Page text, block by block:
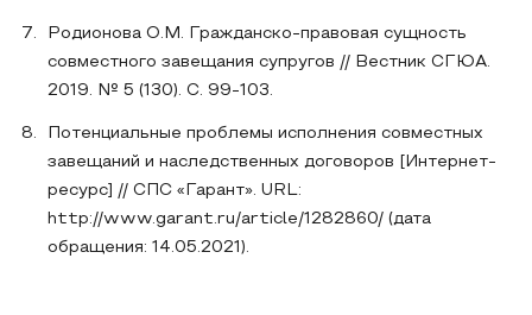
Родионова О.М. Гражданско-правовая сущность
совместного завещания супругов // Вестник СГЮА.
2019. № 5 (130). С. 99-103.
Потенциальные проблемы исполнения совместных
завещаний и наследственных договоров [Интернет-
ресурс] // СПС «Гарант». URL:
http://www.garant.ru/article/1282860/ (дата
обращения: 14.05.2021).